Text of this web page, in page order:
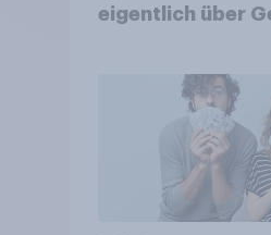
eigentlich über